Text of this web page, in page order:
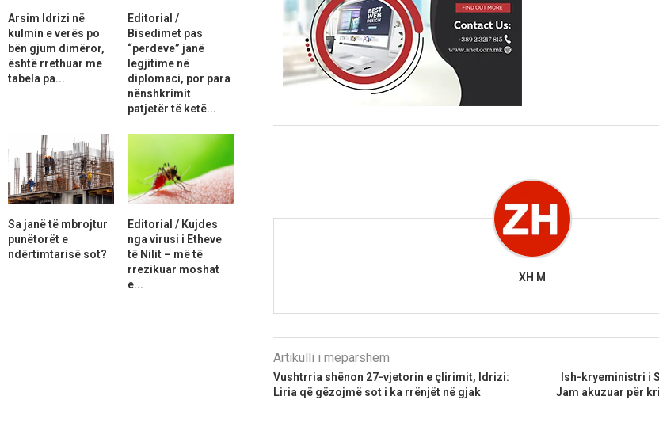
XH M
Artikulli i mëparshëm
Vushtrria shënon 27-vjetorin e çlirimit, Idrizi:
Liria që gëzojmë sot i ka rrënjët në gjak
Ish-kryeministri i
Jam akuzuar për
Arsim Idrizi në
kulmin e verës po
bën gjum dimëror,
është rrethuar me
tabela pa...
Editorial /
Bisedimet pas
“perdeve” janë
legjitime në
diplomaci, por para
nënshkrimit
patjetër të ketë...
Sa janë të mbrojtur
punëtorët e
ndërtimtarisë sot?
Editorial / Kujdes
nga virusi i Etheve
të Nilit – më të
rrezikuar moshat
e...